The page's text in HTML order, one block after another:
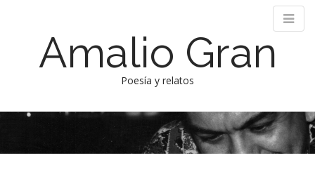
Amalio Gran
Poesía y relatos
M
p